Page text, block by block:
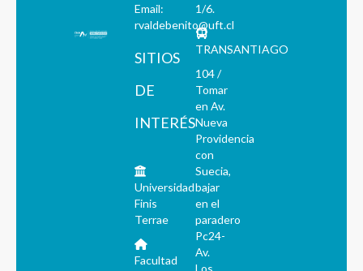
Email:
rvaldebenito@uft.cl
SITIOS
DE
INTERÉS
Universidad
Finis
Terrae
Facultad
1/6.
TRANSANTIAGO
104 /
Tomar
en Av.
Nueva
Providencia
con
Suecia,
bajar
en el
paradero
Pc24-
Av.
Los